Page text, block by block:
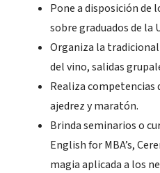
Pone a disposición
sobre graduados de la
Organiza la
del vino, salidas
Realiza
ajedrez y maratón.
Brinda seminarios o
English for MBA’s,
magia aplicada a los